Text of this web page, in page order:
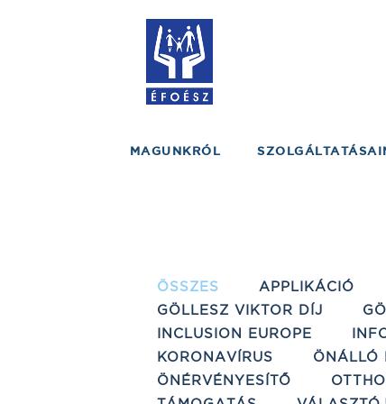
MAGUNKRÓL
ÖSSZES APPLIKÁCIÓ
GÖLLESZ VIKTOR DÍJ
INCLUSION EUROPE
KORONAVÍRUS
ÖNÁLLÓ
ÖNÉRVÉNYESÍTŐ